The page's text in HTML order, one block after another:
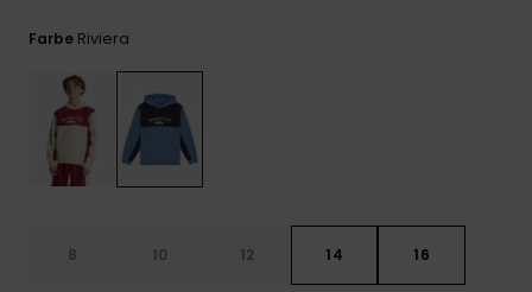
Farbe Riviera
8 10 12 14 16